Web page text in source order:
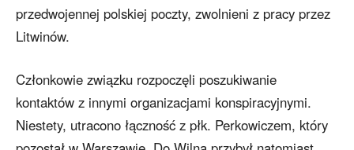
przedwojennej polskiej poczty, zwolnieni z pracy przez
Litwinów.
Członkowie związku rozpoczęli poszukiwanie
kontaktów z innymi organizacjami konspiracyjnymi.
Niestety, utracono łączność z płk. Perkowiczem, który